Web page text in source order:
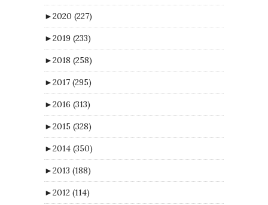
►2020 (227)
►2019 (233)
►2018 (258)
►2017 (295)
►2016 (313)
►2015 (328)
►2014 (350)
►2013 (188)
►2012 (114)